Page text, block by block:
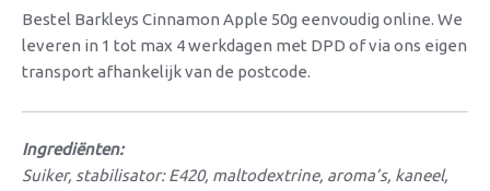
Bestel Barkleys Cinnamon Apple 50g eenvoudig online. We
leveren in 1 tot max 4 werkdagen met DPD of via ons eigen
transport afhankelijk van de postcode.
Ingrediënten:
Suiker, stabilisator: E420, maltodextrine, aroma’s, kaneel,